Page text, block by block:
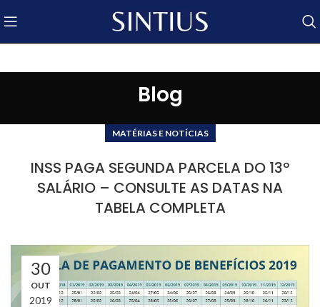
Blog
MATÉRIAS E NOTÍCIAS
INSS PAGA SEGUNDA PARCELA DO 13º
SALÁRIO – CONSULTE AS DATAS NA
TABELA COMPLETA
30
OUT
2019